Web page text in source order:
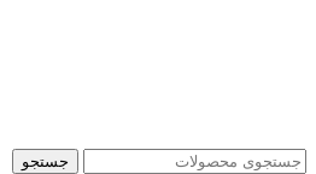
جستجو